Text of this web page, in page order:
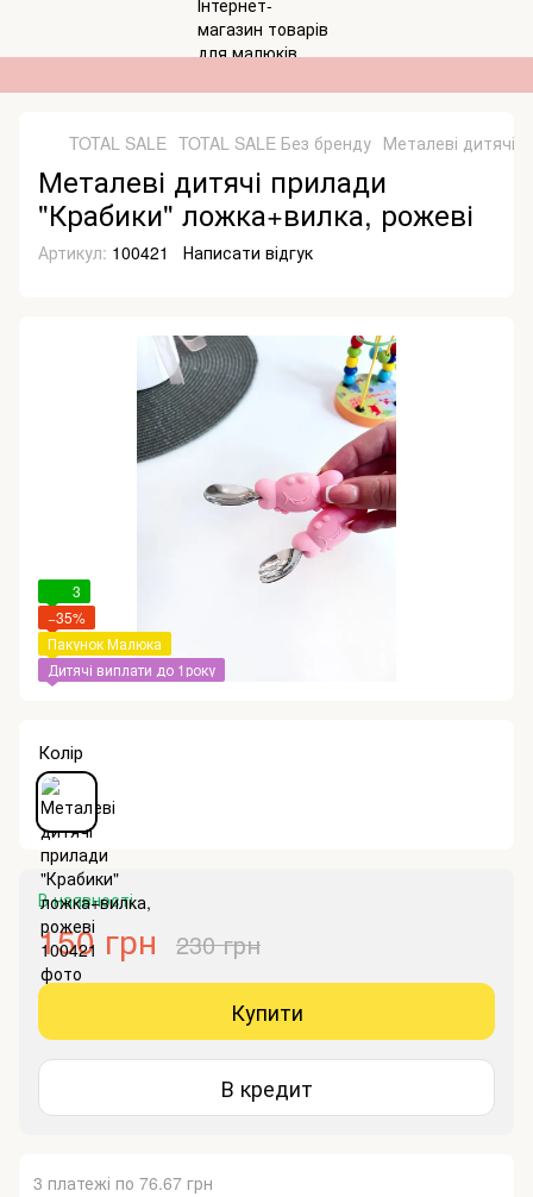
TOTAL SALE TOTAL SALE Без бренду Металеві дитячі
Металеві дитячі прилади
"Крабики" ложка+вилка, рожеві
Артикул: 100421 Написати відгук
3
−35%
Пакунок Малюка
Дитячі виплати до 1року
Колір
В наявності
150 грн 230 грн
Купити
В кредит
3 платежі по 76.67 грн